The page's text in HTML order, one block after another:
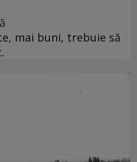
mai buni, trebuie să